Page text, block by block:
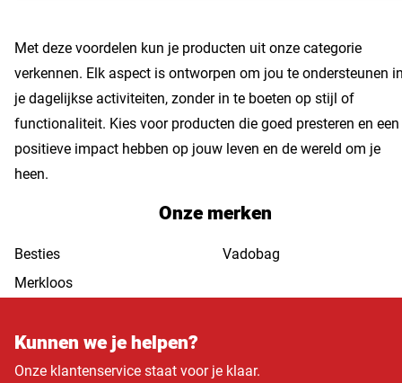
Met deze voordelen kun je producten uit onze categorie
verkennen. Elk aspect is ontworpen om jou te ondersteunen
je dagelijkse activiteiten, zonder in te boeten op stijl of
functionaliteit. Kies voor producten die goed presteren en een
positieve impact hebben op jouw leven en de wereld om je
heen.
Onze merken
Besties
Merkloos
Vadobag
Kunnen we je helpen?
Onze klantenservice staat voor je klaar.